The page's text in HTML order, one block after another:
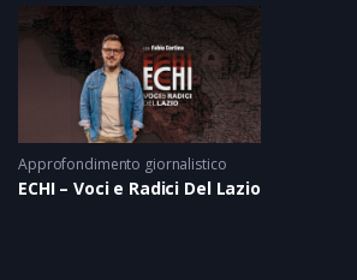
Approfondimento giornalistico
ECHI – Voci e Radici Del Lazio